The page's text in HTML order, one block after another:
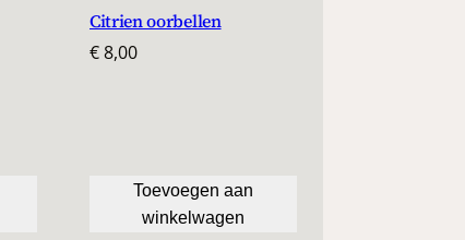
Citrien oorbellen
€8,00
Toevoegen aan
winkelwagen